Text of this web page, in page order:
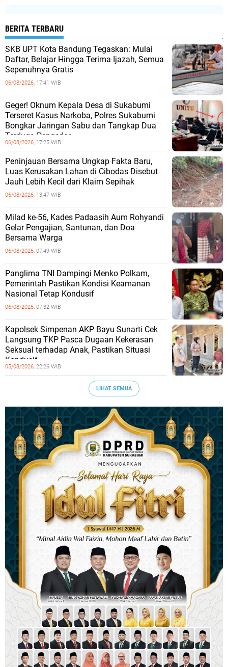
BERITA TERBARU
SKB UPT Kota Bandung Tegaskan: Mulai
Daftar, Belajar Hingga Terima Ijazah, Semua
Sepenuhnya Gratis
06/08/2026, 17:41 WIB
Geger! Oknum Kepala Desa di Sukabumi
Terseret Kasus Narkoba, Polres Sukabumi
Bongkar Jaringan Sabu dan Tangkap Dua
Terduga Pengedar
06/08/2026, 17:25 WIB
Peninjauan Bersama Ungkap Fakta Baru,
Luas Kerusakan Lahan di Cibodas Disebut
Jauh Lebih Kecil dari Klaim Sepihak
06/08/2026, 13:47 WIB
Milad ke-56, Kades Padaasih Aum Rohyandi
Gelar Pengajian, Santunan, dan Doa
Bersama Warga
06/08/2026, 07:49 WIB
Panglima TNI Dampingi Menko Polkam,
Pemerintah Pastikan Kondisi Keamanan
Nasional Tetap Kondusif
06/08/2026, 07:32 WIB
Kapolsek Simpenan AKP Bayu Sunarti Cek
Langsung TKP Pasca Dugaan Kekerasan
Seksual terhadap Anak, Pastikan Situasi
Kondusif
05/08/2026, 22:26 WIB
LIHAT SEMUA